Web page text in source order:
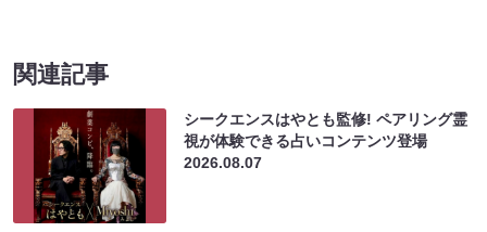
関連記事
シークエンスはやとも監修! ペアリング霊
視が体験できる占いコンテンツ登場
2026.08.07